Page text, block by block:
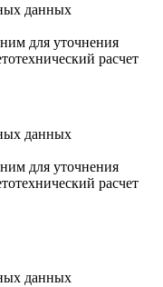
данных
для уточнения
расчет
данных
для уточнения
расчет
данных